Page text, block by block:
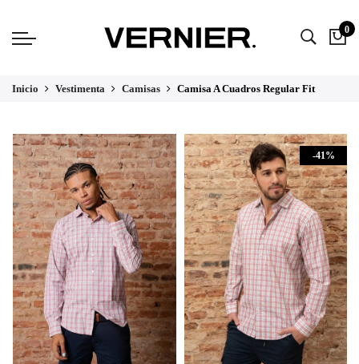
0
Inicio Vestimenta Camisas Camisa A Cuadros Regular Fit
-41%